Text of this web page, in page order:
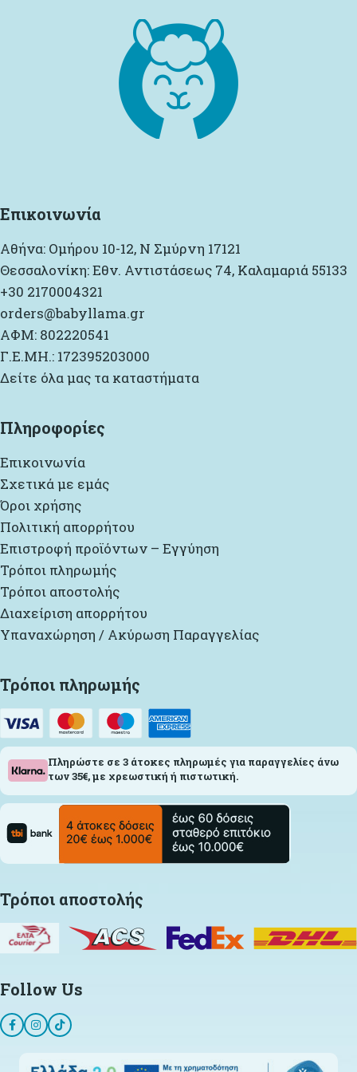
Επικοινωνία
Αθήνα: Ομήρου 10-12, Ν Σμύρνη 17121
Θεσσαλονίκη: Εθν. Αντιστάσεως 74, Καλαμαριά 55133
+30 2170004321
orders@babyllama.gr
ΑΦΜ: 802220541
Γ.Ε.ΜΗ.: 172395203000
Δείτε όλα μας τα καταστήματα
Πληροφορίες
Επικοινωνία
Σχετικά με εμάς
Όροι χρήσης
Πολιτική απορρήτου
Επιστροφή προϊόντων – Εγγύηση
Τρόποι πληρωμής
Τρόποι αποστολής
Διαχείριση απορρήτου
Υπαναχώρηση / Ακύρωση Παραγγελίας
Τρόποι πληρωμής
Πληρώστε σε 3 άτοκες πληρωμές για παραγγελίες άνω
των 35€, με χρεωστική ή πιστωτική.
Τρόποι αποστολής
Follow Us